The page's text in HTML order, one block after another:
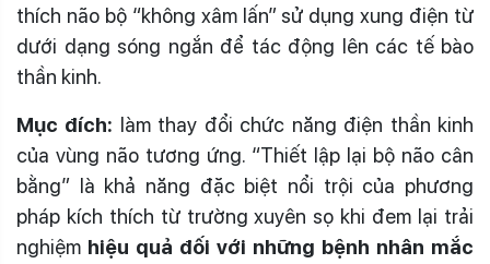
thích não bộ “không xâm lấn” sử dụng xung điện từ
dưới dạng sóng ngắn để tác động lên các tế bào
thần kinh.
Mục đích: làm thay đổi chức năng điện thần kinh
của vùng não tương ứng. “Thiết lập lại bộ não cân
bằng” là khả năng đặc biệt nổi trội của phương
pháp kích thích từ trường xuyên sọ khi đem lại trải
nghiệm hiệu quả đối với những bệnh nhân mắc